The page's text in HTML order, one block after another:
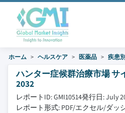
ホーム ヘルスケア 医薬品 疾患
ハンター症候群治療市場 サ
2032
レポートID: GMI10514発行日: July
レポート形式: PDF/エクセル/ダッ